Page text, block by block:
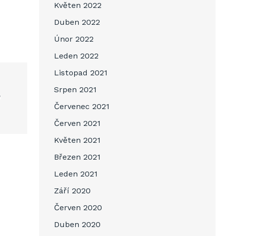
Květen 2022
Duben 2022
Únor 2022
Leden 2022
Listopad 2021
Srpen 2021
Červenec 2021
Červen 2021
Květen 2021
Březen 2021
Leden 2021
Září 2020
Červen 2020
Duben 2020